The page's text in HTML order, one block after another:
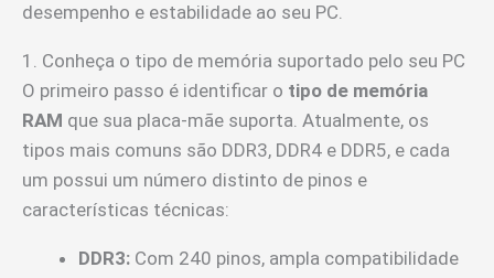
desempenho e estabilidade ao seu PC.
1. Conheça o tipo de memória suportado pelo seu PC
O primeiro passo é identificar o tipo de memória
RAM que sua placa-mãe suporta. Atualmente, os
tipos mais comuns são DDR3, DDR4 e DDR5, e cada
um possui um número distinto de pinos e
características técnicas:
DDR3: Com 240 pinos, ampla compatibilidade